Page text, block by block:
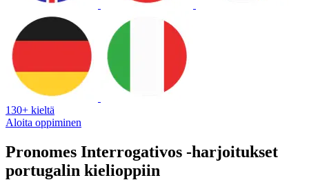
130+ kieltä
Aloita oppiminen
Pronomes Interrogativos -harjoitukset
portugalin kielioppiin